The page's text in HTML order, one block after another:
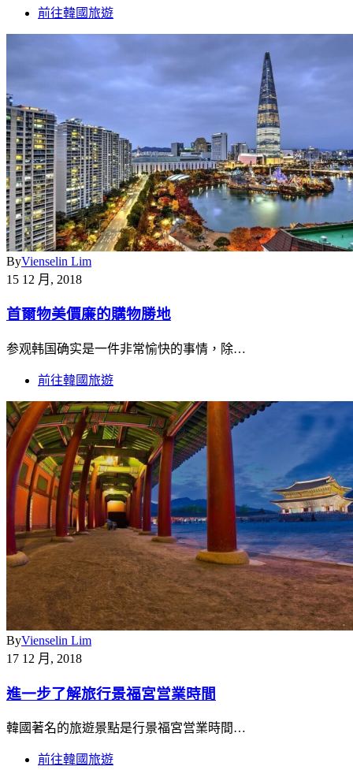
前往韓國旅遊
ByVienselin Lim
15 12 月, 2018
首爾物美價廉的購物勝地
参观韩国确实是一件非常愉快的事情，除…
前往韓國旅遊
ByVienselin Lim
17 12 月, 2018
進一步了解旅行景福宮営業時間
韓國著名的旅遊景點是行景福宮営業時間…
前往韓國旅遊